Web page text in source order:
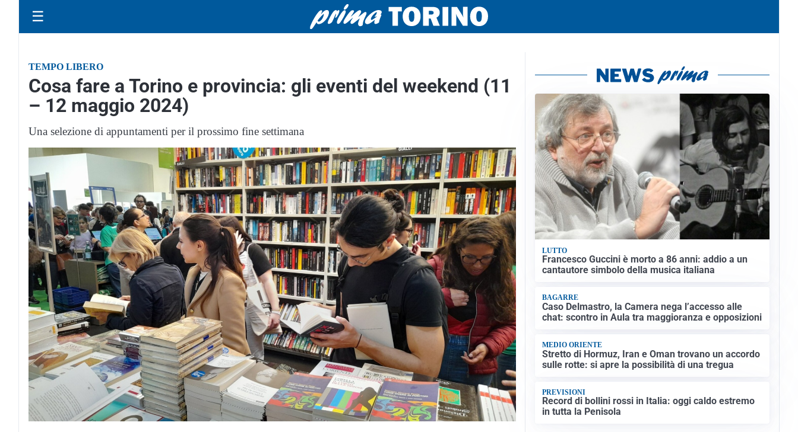
☰
TEMPO LIBERO
Cosa fare a Torino e provincia: gli eventi del weekend (11
– 12 maggio 2024)
Una selezione di appuntamenti per il prossimo fine settimana
LUTTO
Francesco Guccini è morto a 86 anni: addio a un
cantautore simbolo della musica italiana
BAGARRE
Caso Delmastro, la Camera nega l’accesso alle
chat: scontro in Aula tra maggioranza e opposizioni
MEDIO ORIENTE
Stretto di Hormuz, Iran e Oman trovano un accordo
sulle rotte: si apre la possibilità di una tregua
PREVISIONI
Record di bollini rossi in Italia: oggi caldo estremo
in tutta la Penisola